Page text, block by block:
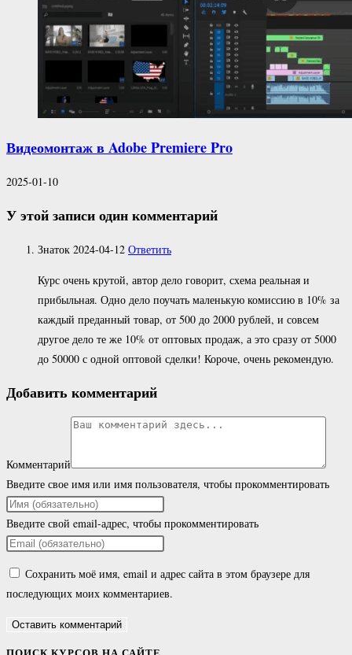
Видеомонтаж в Adobe Premiere Pro
2025-01-10
У этой записи один комментарий
Знаток 2024-04-12 Ответить
Курс очень крутой, автор дело говорит, схема реальная и
прибыльная. Одно дело поучать маленькую комиссию в 10% за
каждый преданный товар, от 500 до 2000 рублей, и совсем
другое дело те же 10% от оптовых продаж, а это сразу от 5000
до 50000 с одной оптовой сделки! Короче, очень рекомендую.
Добавить комментарий
Комментарий
Введите свое имя или имя пользователя, чтобы прокомментировать
Введите свой email-адрес, чтобы прокомментировать
Сохранить моё имя, email и адрес сайта в этом браузере для
последующих моих комментариев.